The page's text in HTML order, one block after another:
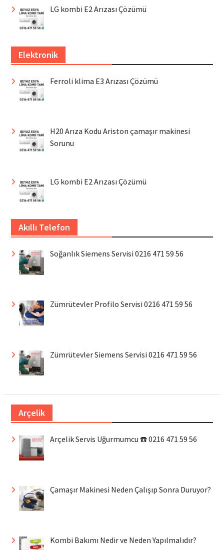
LG kombi E2 Arızası Çözümü
Elektronik
Ferroli klima E3 Arızası Çözümü
H20 Arıza Kodu Ariston çamaşır makinesi
Sorunu
LG kombi E2 Arızası Çözümü
Akıllı Telefon
Soğanlık Siemens Servisi 0216 471 59 56
Zümrütevler Profilo Servisi 0216 471 59 56
Zümrütevler Siemens Servisi 0216 471 59 56
Arçelik
Arçelik Servis Uğurmumcu ☎️ 0216 471 59 56
Çamaşır Makinesi Neden Çalışıp Sonra Duruyor?
Kombi Bakımı Nedir ve Neden Yapılmalıdır?